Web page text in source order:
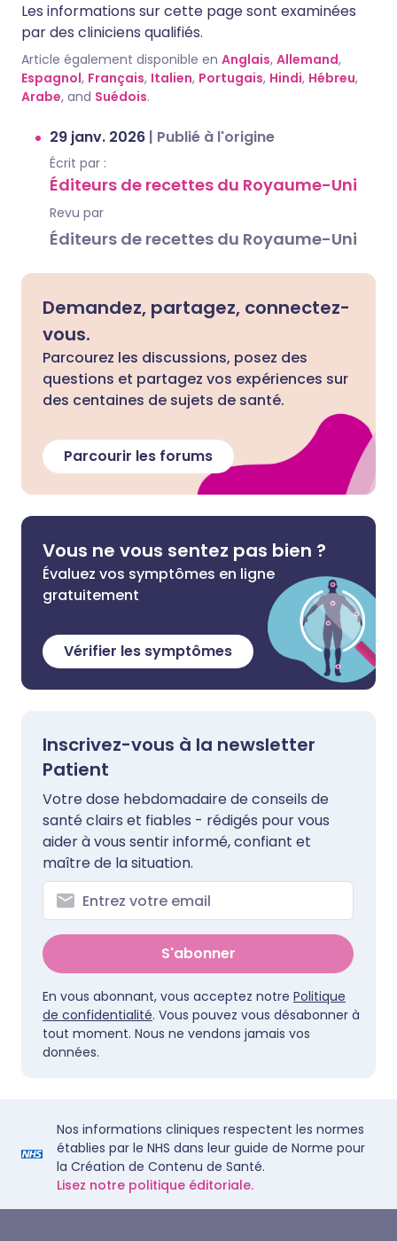
Les informations sur cette page sont examinées
par des cliniciens qualifiés.
Article également disponible en Anglais, Allemand,
Espagnol, Français, Italien, Portugais, Hindi, Hébreu,
Arabe, and Suédois.
29 janv. 2026 | Publié à l'origine
Écrit par :
Éditeurs de recettes du Royaume-Uni
Revu par
Éditeurs de recettes du Royaume-Uni
Demandez, partagez, connectez-
vous.
Parcourez les discussions, posez des
questions et partagez vos expériences sur
des centaines de sujets de santé.
Parcourir les forums
Vous ne vous sentez pas bien ?
Évaluez vos symptômes en ligne
gratuitement
Vérifier les symptômes
Inscrivez-vous à la newsletter
Patient
Votre dose hebdomadaire de conseils de
santé clairs et fiables - rédigés pour vous
aider à vous sentir informé, confiant et
maître de la situation.
S'abonner
En vous abonnant, vous acceptez notre Politique
de confidentialité. Vous pouvez vous désabonner à
tout moment. Nous ne vendons jamais vos
données.
Nos informations cliniques respectent les normes
établies par le NHS dans leur guide de Norme pour
la Création de Contenu de Santé.
Lisez notre politique éditoriale.